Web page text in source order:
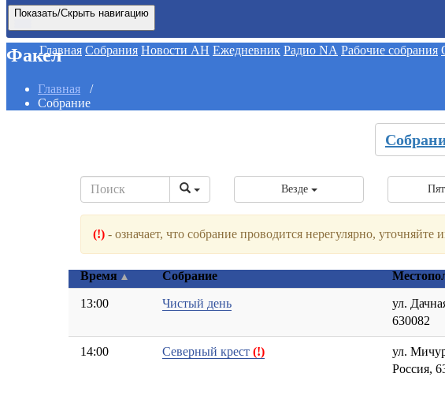
Показать/Скрыть навигацию
Главная Собрания Новости АН Ежедневник Радио NA Рабочие собрания
Факел
Главная /
Собрание
Везде
(!) - означает, что собрание проводится нерегулярно,
Время Собрание
13:00 Чистый день
ул.
630082
14:00 Северный крест (!)
ул.
Россия,